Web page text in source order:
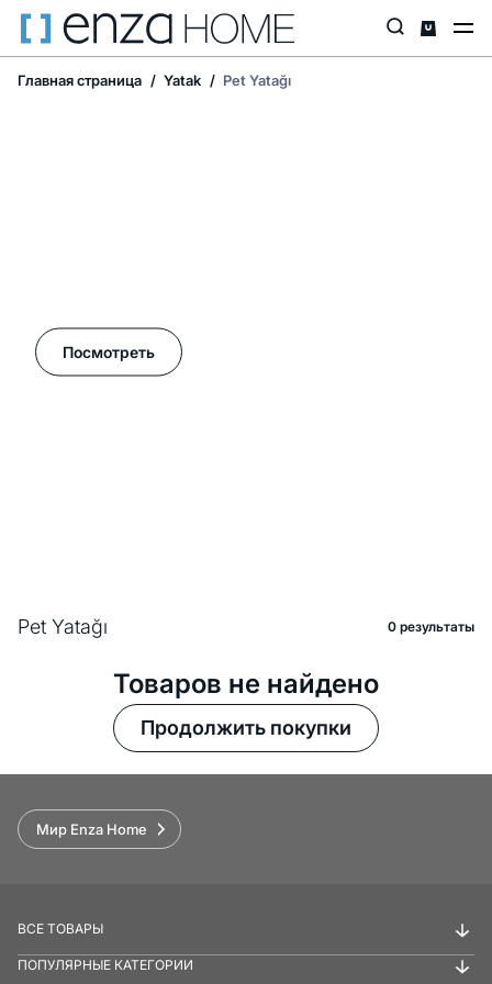
Главная страница Yatak Pet Yatağı
Посмотреть
Pet Yatağı 0 pезультаты
Товаров не найдено
Продолжить покупки
Мир Enza Home
ВСЕ ТОВАРЫ
ПОПУЛЯРНЫЕ КАТЕГОРИИ